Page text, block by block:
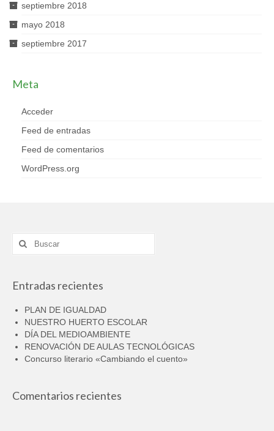
septiembre 2018
mayo 2018
septiembre 2017
Meta
Acceder
Feed de entradas
Feed de comentarios
WordPress.org
Buscar
por:
Entradas recientes
PLAN DE IGUALDAD
NUESTRO HUERTO ESCOLAR
DÍA DEL MEDIOAMBIENTE
RENOVACIÓN DE AULAS TECNOLÓGICAS
Concurso literario «Cambiando el cuento»
Comentarios recientes